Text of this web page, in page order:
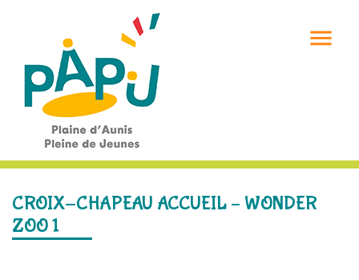

CROIX-CHAPEAU ACCUEIL – WONDER
ZOO 1